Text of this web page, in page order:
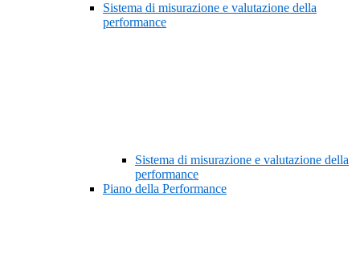
Sistema di misurazione e valutazione della
performance
Sistema di misurazione e valutazione della
performance
Piano della Performance